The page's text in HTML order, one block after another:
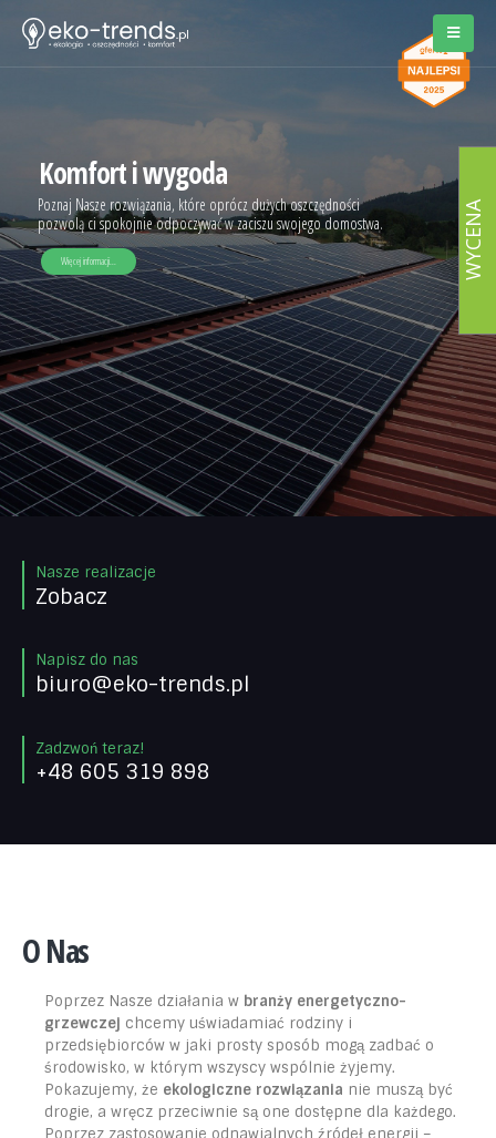
Nasze realizacje
Zobacz
Napisz do nas
biuro@eko-trends.pl
Zadzwoń teraz!
+48 605 319 898
O Nas
Poprzez Nasze działania w branży energetyczno-
grzewczej chcemy uświadamiać rodziny i
przedsiębiorców w jaki prosty sposób mogą zadbać o
środowisko, w którym wszyscy wspólnie żyjemy.
Pokazujemy, że ekologiczne rozwiązania nie muszą być
drogie, a wręcz przeciwnie są one dostępne dla każdego.
Poprzez zastosowanie odnawialnych źródeł energii –
WYCENA